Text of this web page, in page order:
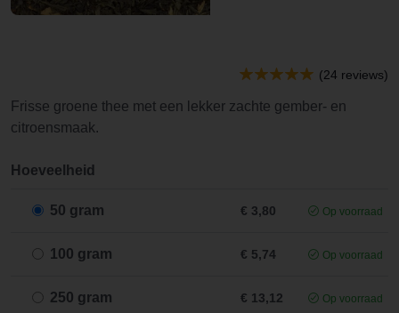
(24 reviews)
Frisse groene thee met een lekker zachte gember- en
citroensmaak.
Hoeveelheid
50 gram € 3,80 Op voorraad
100 gram € 5,74 Op voorraad
250 gram € 13,12 Op voorraad